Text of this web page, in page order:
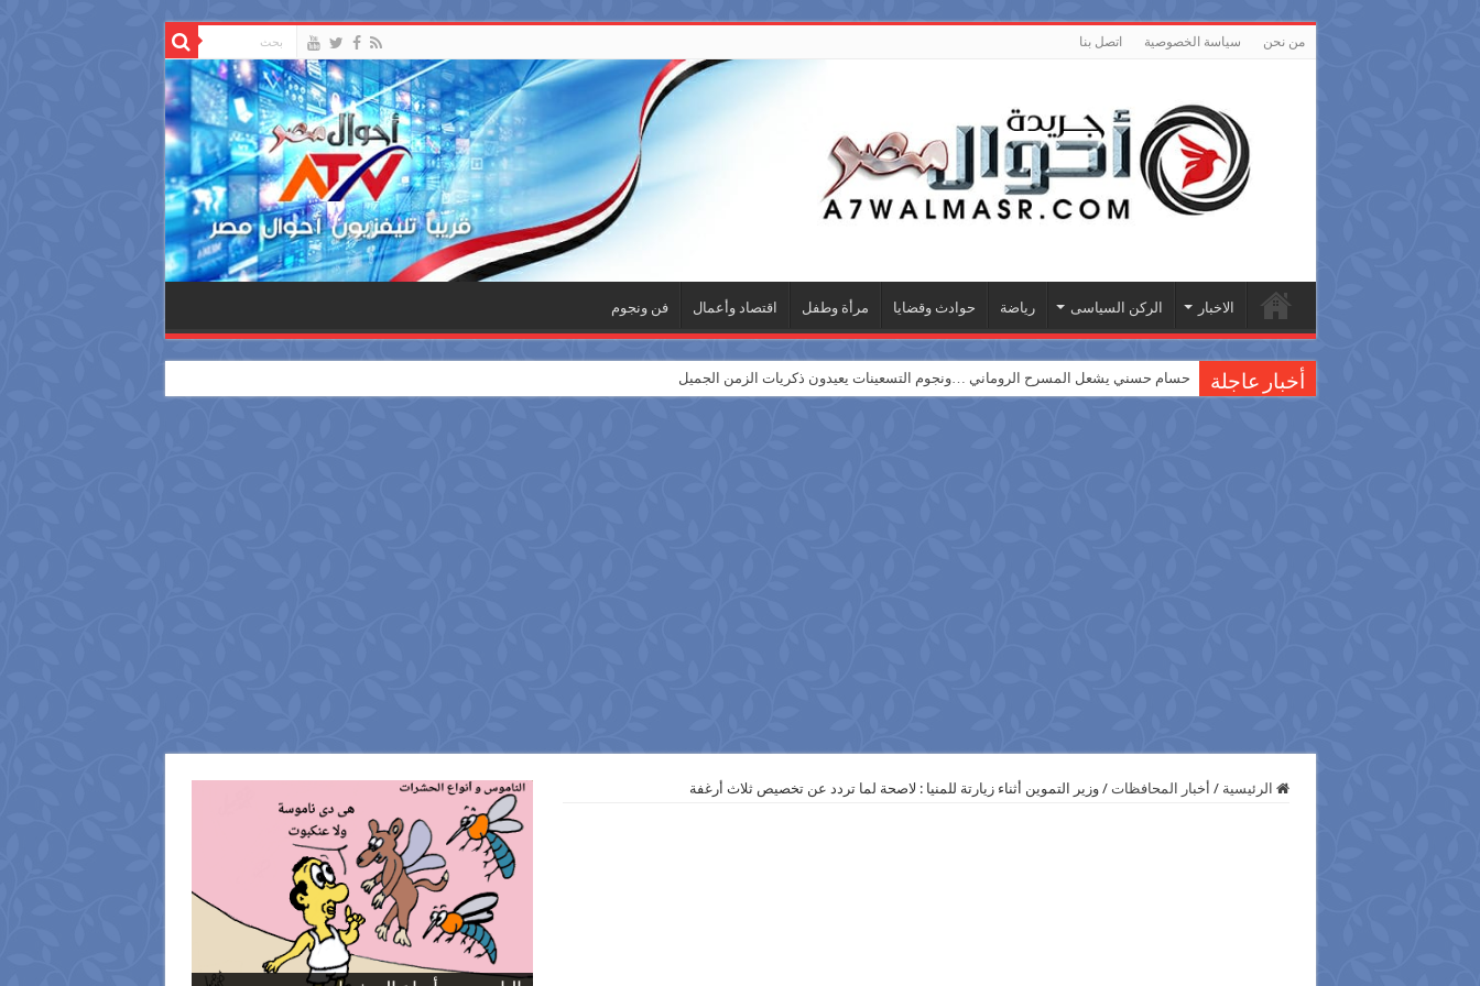
من نحن سياسة الخصوصية اتصل بنا
الاخبار الركن السياسى رياضة حوادث وقضايا مرأة وطفل اقتصاد وأعمال فن ونجوم
أخبار عاجلة حسام حسني يشعل المسرح الروماني …ونجوم التسعينات يعيدون ذكريات الزمن الجميل
الرئيسية / أخبار المحافظات / وزير التموين أثناء زيارتة للمنيا : لاصحة لما تردد عن تخصيص ثلاث أرغفة